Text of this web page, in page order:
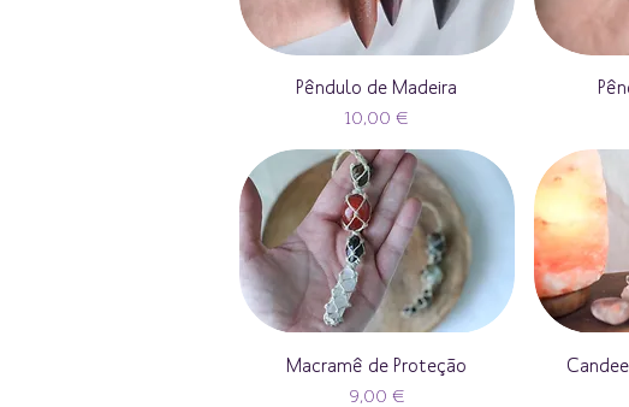
Pêndulo de Madeira
Preço
10,00 €
Macramê de Proteção
Preço
9,00 €